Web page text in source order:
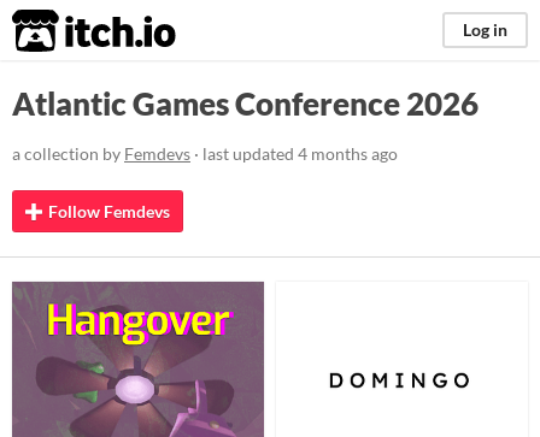
itch.io Log in
Atlantic Games Conference 2026
a collection by Femdevs · last updated 4 months ago
Follow Femdevs